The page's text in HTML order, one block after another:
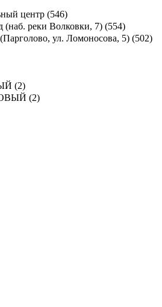
центр (546)
(наб. реки Волковки, 7) (554)
ул. Ломоносова, 5) (502)
(2)
(2)